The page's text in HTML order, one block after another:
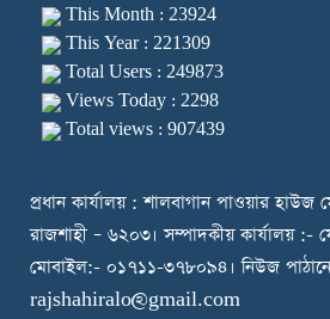
This Month : 23924
This Year : 221309
Total Users : 249873
Views Today : 2298
Total views : 907439
প্রধান কার্যালয় : শালবাগান পাওয়ার হাউজ
রাজশাহী – ৬২০৩। সম্পাদকীয় কার্যালয়
মোবাইল:- ০১৭১১-৩৭৮০৯৪। নিউজ
rajshahiralo@gmail.com